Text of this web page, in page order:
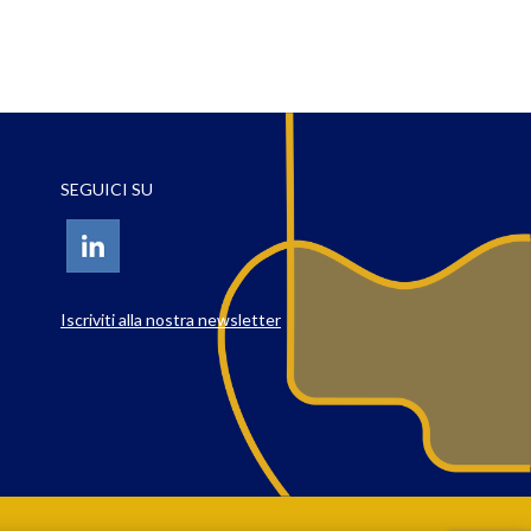
SEGUICI SU
Iscriviti alla nostra newsletter